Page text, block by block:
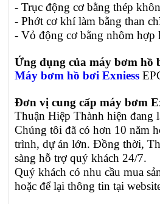
- Trục động cơ bằng thép
- Phớt cơ khí làm bằng than
- Vỏ động cơ bằng nhôm hợp
Ứng dụng của máy bơm hồ
Máy bơm hồ bơi Exniess
Đơn vị cung cấp máy bơm
Thuận Hiệp Thành hiện đang
Chúng tôi đã có hơn 10 năm
trình, dự án lớn. Đồng thời,
sàng hỗ trợ quý khách 24/7.
Quý khách có nhu cầu mua
hoặc để lại thông tin tại